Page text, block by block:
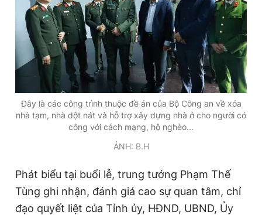
Đây là các công trình thuộc đề án của Bộ Công an về xóa
nhà tạm, nhà dột nát và hỗ trợ xây dựng nhà ở cho người có
công với cách mạng, hộ nghèo...
ẢNH: B.H
Phát biểu tại buổi lễ, trung tướng Phạm Thế
Tùng ghi nhận, đánh giá cao sự quan tâm, chỉ
đạo quyết liệt của Tỉnh ủy, HĐND, UBND, Ủy